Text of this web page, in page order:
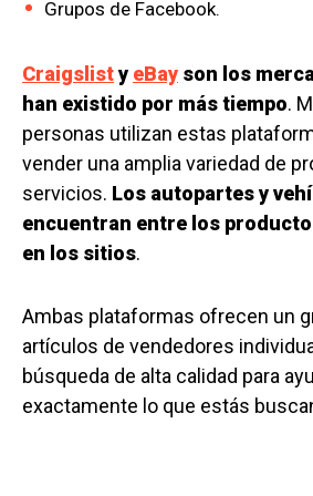
Grupos de Facebook.
Craigslisty eBay son los
han existido por más tiempo.
personas utilizan estas
vender una amplia variedad de
servicios. Los autopartes y
encuentran entre los
en los sitios.
Ambas plataformas ofrecen un
artículos de vendedores
búsqueda de alta calidad para
exactamente lo que estás